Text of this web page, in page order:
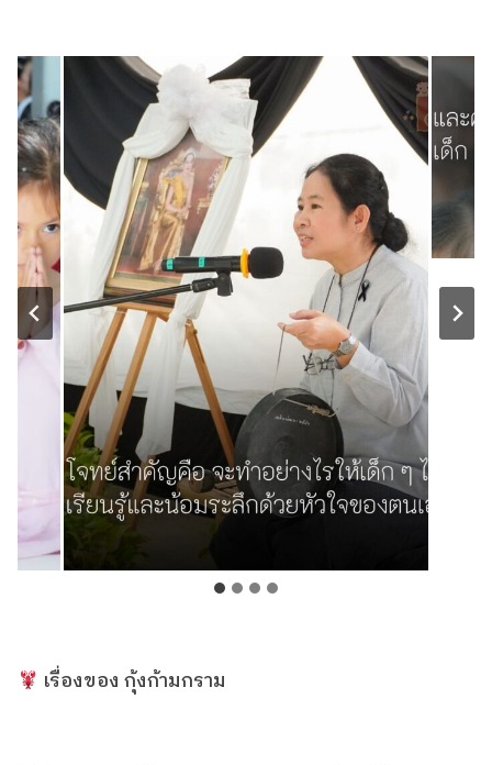
เรื่องของ กุ้งก้ามกราม